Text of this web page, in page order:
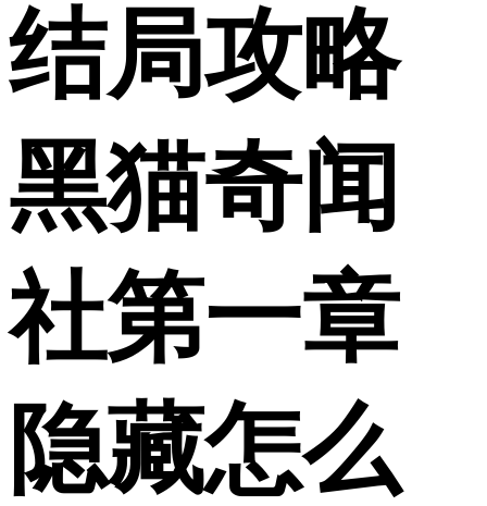
结局攻略
黑猫奇闻
社第一章
隐藏怎么